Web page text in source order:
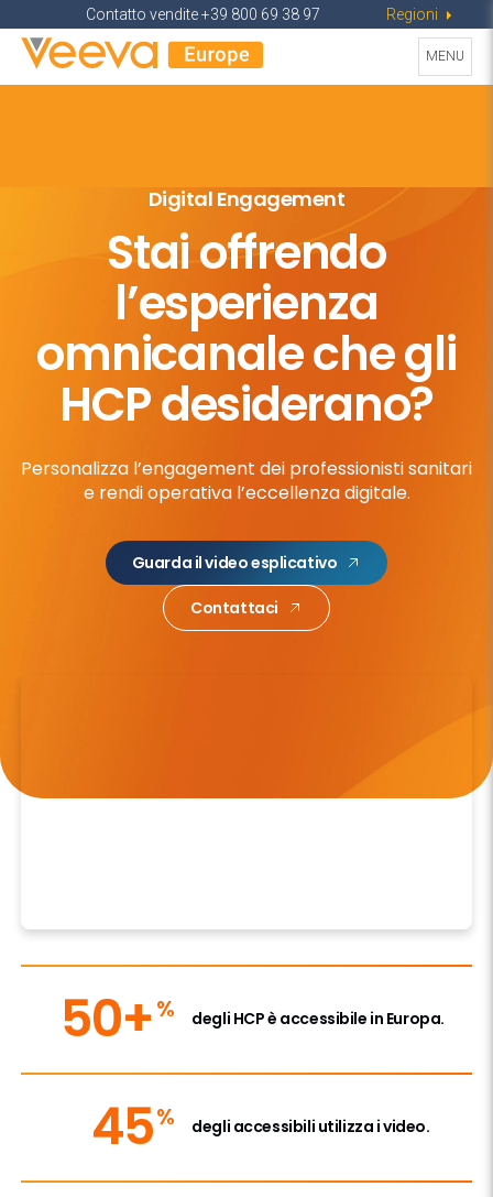
Contatto vendite +39 800 69 38 97 Regioni
Menu
MENU
Digital Engagement
Stai offrendo
l’esperienza
omnicanale che gli
HCP desiderano?
Personalizza l’engagement dei professionisti sanitari
e rendi operativa l’eccellenza digitale.
Guarda il video esplicativo
Contattaci
50+ % degli HCP è accessibile in Europa.
45% degli accessibili utilizza i video.